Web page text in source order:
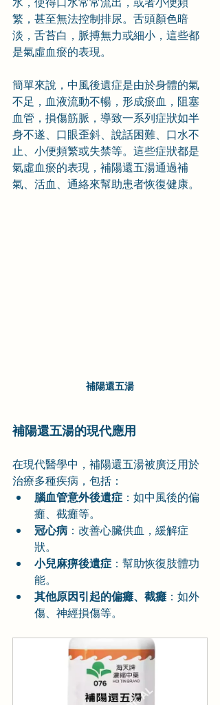
繁，甚至無法控制排尿。舌頭顏色暗
淡，舌苔白，脈搏無力或細小，這些都
是氣虛血瘀的表現。
簡單來說，中風後遺症是由於身體的氣
不足，血液流動不暢，形成瘀血，阻塞
血管，損傷筋脈，導致一系列症狀如半
身不遂、口眼歪斜、說話困難、口水不
止、小便頻繁或失禁等。這些症狀都是
氣虛血瘀的表現，補陽還五湯通過補
氣、活血、通絡來幫助患者恢復健康。
補陽還五湯
補陽還五湯的現代應用
在現代醫學中，補陽還五湯被廣泛用於
治療多種疾病，包括：
腦血管意外後遺症 ：如中風後的偏
癱、截癱等。
冠心病 ：改善心臟供血，緩解症
狀。
小兒麻痹後遺症 ：幫助恢復肢體功
能。
其他原因引起的偏癱、截癱 ：如外
傷、神經損傷等。